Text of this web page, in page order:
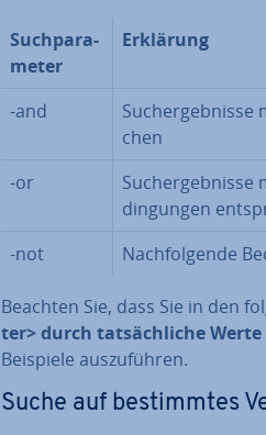
Such­pa­ra­
me­ter
Erklärung
-and
Such­ergeb­nis­se
chen
-or
Such­ergeb­nis­se
din­gun­gen
-not
Nach­fol­gen­de
Beachten Sie, dass Sie in den
ter> durch tat­säch­li­che
Beispiele aus­zu­füh­ren.
Suche auf be­stimm­tes